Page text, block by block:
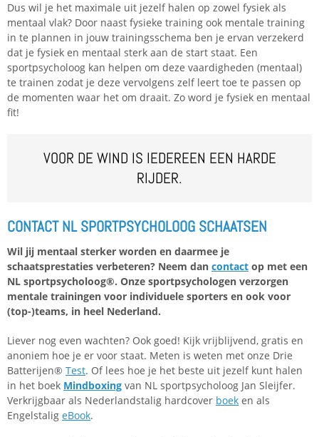
Dus wil je het maximale uit jezelf halen op zowel fysiek als
mentaal vlak? Door naast fysieke training ook mentale training
in te plannen in jouw trainingsschema ben je ervan verzekerd
dat je fysiek en mentaal sterk aan de start staat. Een
sportpsycholoog kan helpen om deze vaardigheden (mentaal)
te trainen zodat je deze vervolgens zelf leert toe te passen op
de momenten waar het om draait. Zo word je fysiek en mentaal
fit!
VOOR DE WIND IS IEDEREEN EEN HARDE
RIJDER.
CONTACT NL SPORTPSYCHOLOOG SCHAATSEN
Wil jij mentaal sterker worden en daarmee je
schaatsprestaties verbeteren? Neem dan contact op met een
NL sportpsycholoog®. Onze sportpsychologen verzorgen
mentale trainingen voor individuele sporters en ook voor
(top-)teams, in heel Nederland.
Liever nog even wachten? Ook goed! Kijk vrijblijvend, gratis en
anoniem hoe je er voor staat. Meten is weten met onze Drie
Batterijen® Test. Of lees hoe je het beste uit jezelf kunt halen
in het boek Mindboxing van NL sportpsycholoog Jan Sleijfer.
Verkrijgbaar als Nederlandstalig hardcover boek en als
Engelstalig eBook.